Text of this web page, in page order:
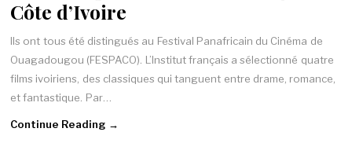
Côte d’Ivoire
Ils ont tous été distingués au Festival Panafricain du Cinéma de
Ouagadougou (FESPACO). L’Institut français a sélectionné quatre
films ivoiriens, des classiques qui tanguent entre drame, romance,
et fantastique. Par…
Continue Reading →